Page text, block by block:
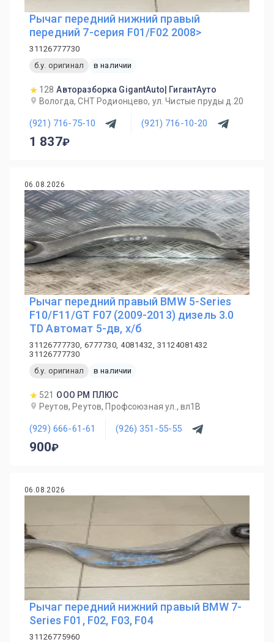
Рычаг передний нижний правый
передний 7-серия F01/F02 2008>
31126777730
б.у. оригинал
в наличии
128 Авторазборка GigantAuto| ГигантАуто
Вологда, СНТ Родионцево, ул. Чистые пруды д.20
(921) 716-75-10 (921) 716-10-20
1 837
06.08.2026
Рычаг передний правый BMW 5-Series
F10/F11/GT F07 (2009-2013) дизель 3.0
TD Автомат 5-дв, х/б
31126777730, 6777730, 4081432, 31124081432
31126777730
б.у. оригинал
в наличии
521 ООО РМ ПЛЮС
Реутов, Реутов, Профсоюзная ул., вл1В
(929) 666-61-61 (926) 351-55-55
900
06.08.2026
Рычаг передний нижний правый BMW 7-
Series F01, F02, F03, F04
31126775960